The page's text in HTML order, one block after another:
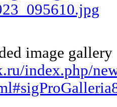
image
index.php/